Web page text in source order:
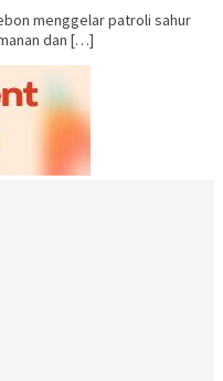
menggelar patroli sahur
dan […]